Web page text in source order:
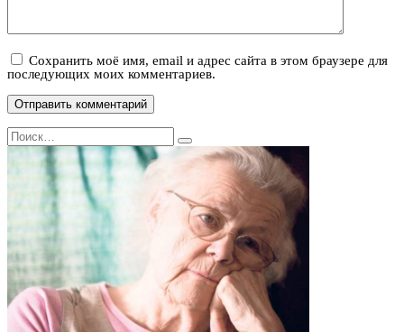
Сохранить моё имя, email и адрес сайта в этом браузере для
последующих моих комментариев.
Search
for: